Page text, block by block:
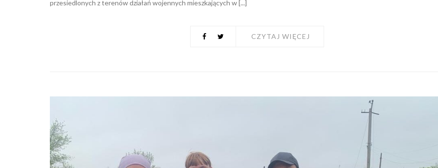
przesiedlonych z terenów działań wojennych mieszkających w [...]
CZYTAJ WIĘCEJ